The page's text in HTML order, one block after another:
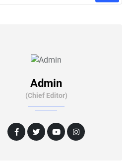
Admin
(Chief Editor)